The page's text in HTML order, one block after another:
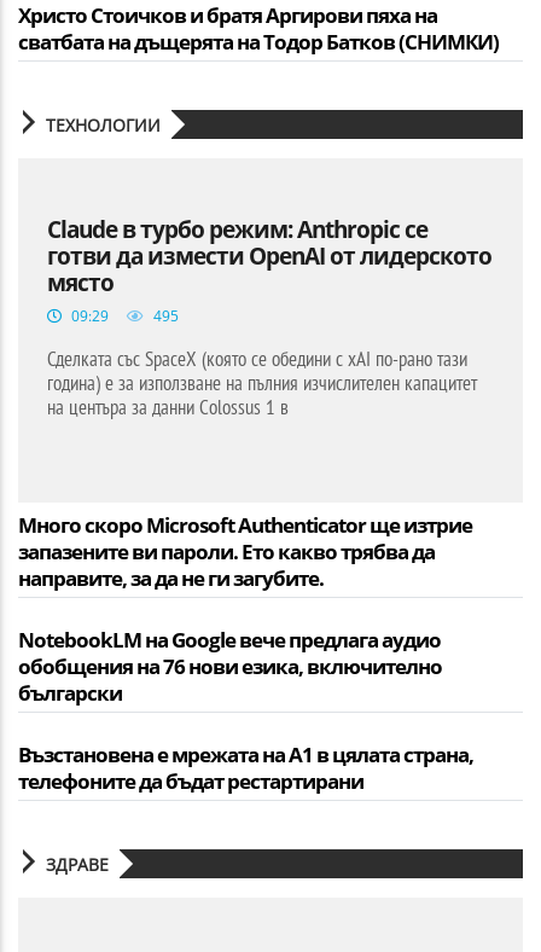
Христо Стоичков и братя Аргирови пяха на
сватбата на дъщерята на Тодор Батков (СНИМКИ)
ТЕХНОЛОГИИ
Claude в турбо режим: Anthropic се
готви да измести OpenAI от лидерското
място
09:29 495
Сделката със SpaceX (която се обедини с xAI по-рано тази
година) е за използване на пълния изчислителен капацитет
на центъра за данни Colossus 1 в
Много скоро Microsoft Authenticator ще изтрие
запазените ви пароли. Ето какво трябва да
направите, за да не ги загубите.
NotebookLM на Google вече предлага аудио
обобщения на 76 нови езика, включително
български
Възстановена е мрежата на А1 в цялата страна,
телефоните да бъдат рестартирани
ЗДРАВЕ